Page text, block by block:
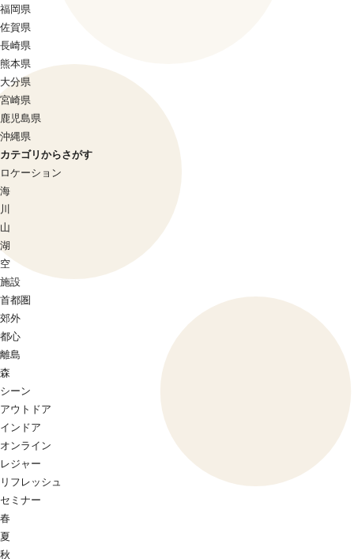
福岡県
佐賀県
長崎県
熊本県
大分県
宮崎県
鹿児島県
沖縄県
カテゴリからさがす
ロケーション
海
川
山
湖
空
施設
首都圏
郊外
都心
離島
森
シーン
アウトドア
インドア
オンライン
レジャー
リフレッシュ
セミナー
春
夏
秋